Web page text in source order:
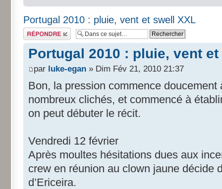
Portugal 2010 : pluie, vent et swell XXL
Répondre
Portugal 2010 : pluie, vent
par luke-egan » Dim Fév 21, 2010 21:37
Bon, la pression commence
nombreux clichés, et commencé à
on peut débuter le récit.
Vendredi 12 février
Après moultes hésitations dues aux
crew en réunion au clown jaune décide
d’Ericeira.